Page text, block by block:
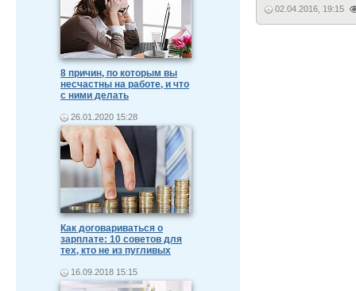
8 причин, по которым вы
несчастны на работе, и что
с ними делать
26.01.2020 15:28
Как договариваться о
зарплате: 10 советов для
тех, кто не из пугливых
16.09.2018 15:15
02.04.2016, 19:15